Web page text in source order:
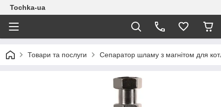
Tochka-ua
Товари та послуги Сепаратор шламу з магнітом для